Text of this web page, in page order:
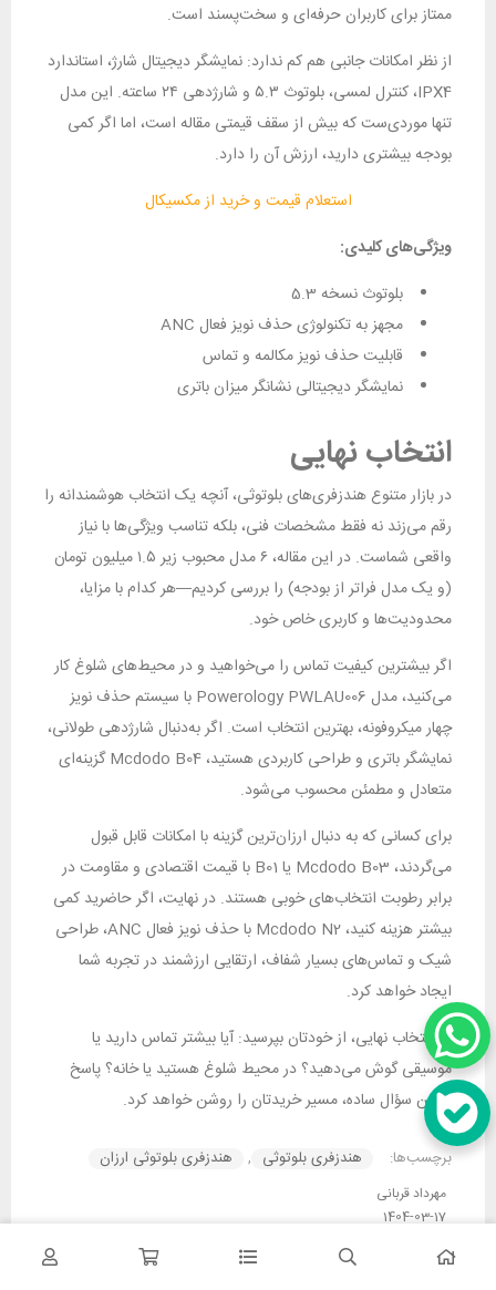
ممتاز برای کاربران حرفه‌ای و سخت‌پسند است.
از نظر امکانات جانبی هم کم ندارد: نمایشگر دیجیتال شارژ، استاندارد
IPX4، کنترل لمسی، بلوتوث ۵.۳ و شارژدهی ۲۴ ساعته. این مدل
تنها موردی‌ست که بیش از سقف قیمتی مقاله است، اما اگر کمی
بودجه بیشتری دارید، ارزش آن را دارد.
استعلام قیمت و خرید از مکسیکال
ویژگی‌های کلیدی:
بلوتوث نسخه 5.3
مجهز به تکنولوژی حذف نویز فعال ANC
قابلیت حذف نویز مکالمه و تماس
نمایشگر دیجیتالی نشانگر میزان باتری
انتخاب نهایی
در بازار متنوع هندزفری‌های بلوتوثی، آنچه یک انتخاب هوشمندانه را
رقم می‌زند نه فقط مشخصات فنی، بلکه تناسب ویژگی‌ها با نیاز
واقعی شماست. در این مقاله، ۶ مدل محبوب زیر ۱.۵ میلیون تومان
(و یک مدل فراتر از بودجه) را بررسی کردیم—هر کدام با مزایا،
محدودیت‌ها و کاربری خاص خود.
اگر بیشترین کیفیت تماس را می‌خواهید و در محیط‌های شلوغ کار
می‌کنید، مدل Powerology PWLAU006 با سیستم حذف نویز
چهار میکروفونه، بهترین انتخاب است. اگر به‌دنبال شارژدهی طولانی،
نمایشگر باتری و طراحی کاربردی هستید، Mcdodo B04 گزینه‌ای
متعادل و مطمئن محسوب می‌شود.
برای کسانی که به دنبال ارزان‌ترین گزینه با امکانات قابل قبول
می‌گردند، Mcdodo B03 یا B01 با قیمت اقتصادی و مقاومت در
برابر رطوبت انتخاب‌های خوبی هستند. در نهایت، اگر حاضرید کمی
بیشتر هزینه کنید، Mcdodo N2 با حذف نویز فعال ANC، طراحی
شیک و تماس‌های بسیار شفاف، ارتقایی ارزشمند در تجربه شما
ایجاد خواهد کرد.
در انتخاب نهایی، از خودتان بپرسید: آیا بیشتر تماس دارید یا
موسیقی گوش می‌دهید؟ در محیط شلوغ هستید یا خانه؟ پاسخ
همین سؤال ساده، مسیر خریدتان را روشن خواهد کرد.
برچسب‌ها: هندزفری بلوتوثی , هندزفری بلوتوثی ارزان
مهرداد قربانی
1404-03-17
معرفی و بررسی